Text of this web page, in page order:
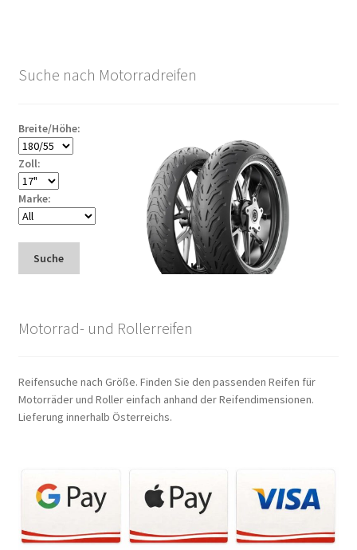
Suche nach Motorradreifen
Breite/Höhe:
Zoll:
Marke:
Suche
Motorrad- und Rollerreifen
Reifensuche nach Größe. Finden Sie den passenden Reifen für
Motorräder und Roller einfach anhand der Reifendimensionen.
Lieferung innerhalb Österreichs.